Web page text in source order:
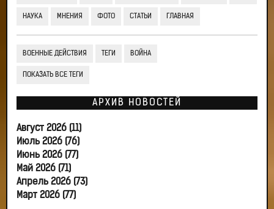
НАУКА МНЕНИЯ ФОТО СТАТЬИ ГЛАВНАЯ
ВОЕННЫЕ ДЕЙСТВИЯ ТЕГИ ВОЙНА
ПОКАЗАТЬ ВСЕ ТЕГИ
АРХИВ НОВОСТЕЙ
Август 2026 (11)
Июль 2026 (76)
Июнь 2026 (77)
Май 2026 (71)
Апрель 2026 (73)
Март 2026 (77)